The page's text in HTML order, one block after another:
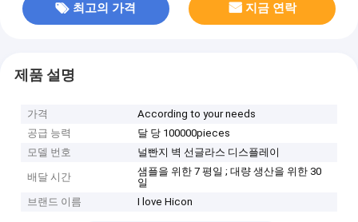
최고의 가격 지금 연락
제품 설명
가격
According to your needs
공급 능력
달 당 100000pieces
모델 번호
널빤지 벽 선글라스 디스플레이
배달 시간
샘플을 위한 7 평일 ; 대량 생산을 위한 30
일
브랜드 이름
I love Hicon